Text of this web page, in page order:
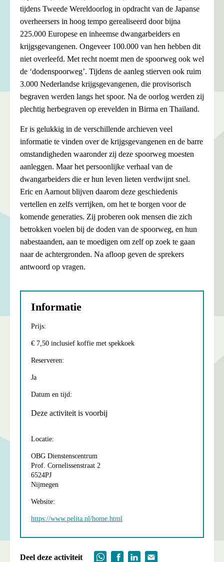
tijdens Tweede Wereldoorlog in opdracht van de Japanse
overheersers in hoog tempo gerealiseerd door bijna
225.000 Europese en inheemse dwangarbeiders en
krijgsgevangenen. Ongeveer 100.000 van hen hebben dit
niet overleefd. Met recht noemt men de spoorweg ook wel
de ‘dodenspoorweg’. Tijdens de aanleg stierven ook ruim
3.000 Nederlandse krijgsgevangenen, die provisorisch
begraven werden langs het spoor. Na de oorlog werden zij
plechtig herbegraven op erevelden in Birma en Thailand.
Er is gelukkig in de verschillende archieven veel
informatie te vinden over de krijgsgevangenen en de barre
omstandigheden waaronder zij deze spoorweg moesten
aanleggen. Maar het persoonlijke verhaal van de
dwangarbeiders die er hun leven lieten verdwijnt snel.
Eric en Aarnout blijven daarom deze geschiedenis
vertellen en zelfs verrijken, om het te borgen voor de
komende generaties. Zij proberen ook mensen die zich
betrokken voelen bij de doden van de spoorweg, en hun
nabestaanden, aan te moedigen om zelf op zoek te gaan
naar de achtergronden. Na afloop geven de sprekers
antwoord op vragen.
Informatie
Prijs:
€ 7,50 inclusief koffie met spekkoek
Reserveren:
Ja
Datum en tijd:
Deze activiteit is voorbij
Locatie:
OBG Dienstenscentrum
Prof. Cornelissenstraat 2
6524PJ
Nijmegen
Website:
https://www.pelita.nl/home.html
Deel deze activiteit